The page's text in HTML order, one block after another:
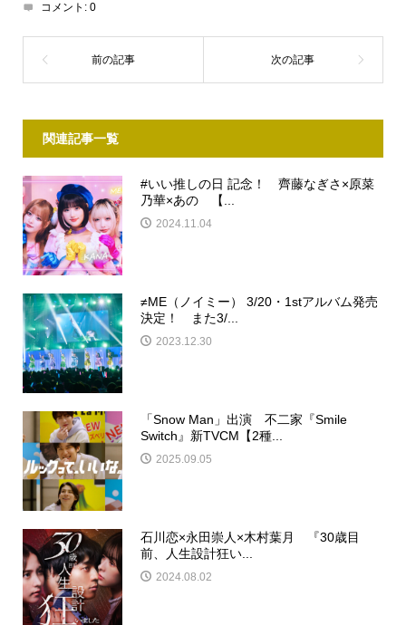
コメント: 0
関連記事一覧
#いい推しの日 記念！ 齊藤なぎさ×原菜
乃華×あの 【...
2024.11.04
≠ME（ノイミー） 3/20・1stアルバム発売
決定！ また3/...
2023.12.30
「Snow Man」出演 不二家『Smile
Switch』新TVCM【2種...
2025.09.05
石川恋×永田崇人×木村葉月 『30歳目
前、人生設計狂い...
2024.08.02